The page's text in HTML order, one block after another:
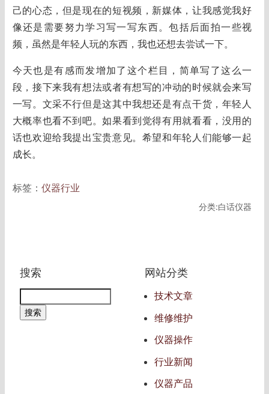
己的心态，但是现在的短视频，新媒体，让我感觉我好
像还是需要努力学习写一写东西。包括后面拍一些视
频，虽然是年轻人玩的东西，我也还想去尝试一下。
今天也是有感而发增加了这个栏目，简单写了这么一
段，接下来我有想法或者有想写的冲动的时候就会来写
一写。文采不行但是这其中我想还是有点干货，年轻人
大概率也看不到吧。如果看到觉得有用就看看，没用的
话也欢迎给我提出宝贵意见。希望和年轮人们能够一起
成长。
标签： 仪器行业
分类:白话仪器
搜索 网站分类
技术文章
维修维护
仪器操作
行业新闻
仪器产品